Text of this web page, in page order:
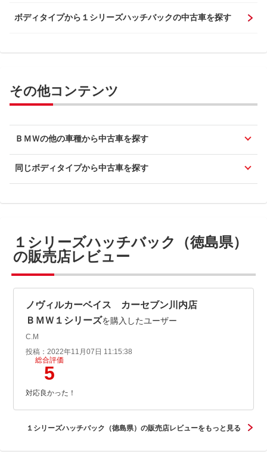
ボディタイプから１シリーズハッチバックの中古車を探す
その他コンテンツ
ＢＭＷの他の車種から中古車を探す
同じボディタイプから中古車を探す
１シリーズハッチバック（徳島県）
の販売店レビュー
ノヴィルカーベイス カーセブン川内店
ＢＭＷ１シリーズを購入したユーザー
C.M
投稿：2022年11月07日 11:15:38
総合評価
5
対応良かった！
１シリーズハッチバック（徳島県）の販売店レビューをもっと見る